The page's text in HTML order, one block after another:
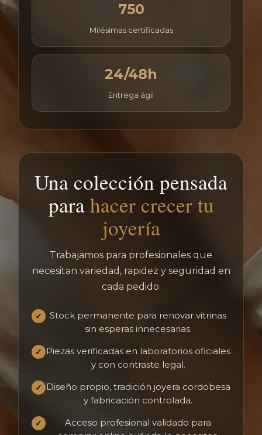
750
Milésimas certificadas
24/48h
Entrega ágil
Una colección pensada
parahacer crecer tu
joyería
Trabajamos para profesionales que
necesitan variedad, rapidez y seguridad en
cada pedido.
✓
Stock permanente para renovar vitrinas
sin esperas innecesarias.
✓
Piezas verificadas en laboratorios oficiales
y con contraste legal.
✓ Diseño propio, tradición joyera cordobesa
y fabricación controlada.
✓
Acceso profesional validado para